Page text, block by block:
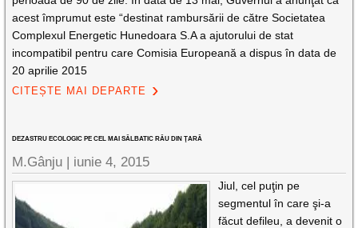
acest împrumut este “destinat rambursării de către Societatea
Complexul Energetic Hunedoara S.A a ajutorului de stat
incompatibil pentru care Comisia Europeană a dispus în data de
20 aprilie 2015
CITEȘTE MAI DEPARTE
DEZASTRU ECOLOGIC PE CEL MAI SĂLBATIC RÂU DIN ŢARĂ
M.Gânju | iunie 4, 2015
Jiul, cel puţin pe
segmentul în care şi-a
făcut defileu, a devenit o